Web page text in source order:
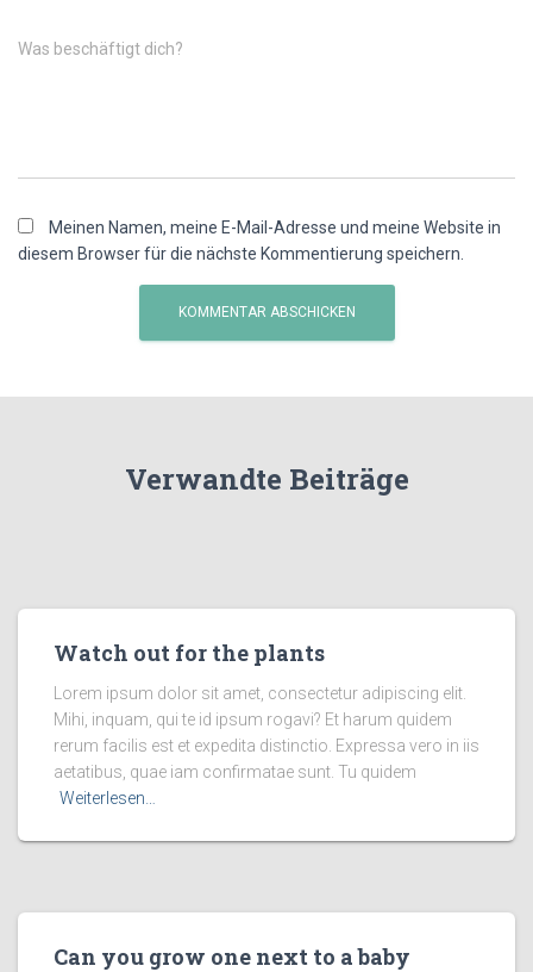
Was beschäftigt dich?
Meinen Namen, meine E-Mail-Adresse und meine Website in
diesem Browser für die nächste Kommentierung speichern.
Verwandte Beiträge
Watch out for the plants
Lorem ipsum dolor sit amet, consectetur adipiscing elit.
Mihi, inquam, qui te id ipsum rogavi? Et harum quidem
rerum facilis est et expedita distinctio. Expressa vero in iis
aetatibus, quae iam confirmatae sunt. Tu quidem
Weiterlesen…
Can you grow one next to a baby